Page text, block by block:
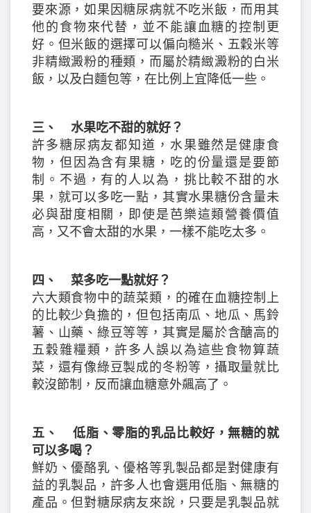
要來源，如果因糖尿病就不吃米飯，而用其
他的食物來代替，並不能讓血糖的控制更
好。但米飯的選擇可以偏向糙米、五穀米等
非精緻澱粉的種類，而屬於精緻澱粉的白米
飯，以及白麵包等，在比例上宜降低一些。
三、 水果吃不甜的就好？
許多糖尿病友都知道，水果雖然是健康食
物，但因為含有果糖，吃的份量還是要節
制。不過，有的人以為，挑比較不甜的水
果，就可以多吃一點，其實水果糖份含量未
必與甜度相關，即使是芭樂這類營養價值
高，又不會太甜的水果，一樣不能吃太多。
四、 菜多吃一點就好？
六大類食物中的蔬菜類，的確在血糖控制上
的比較少負擔的，但包括南瓜、地瓜、馬鈴
薯、山藥、綠豆等等，其實是屬於含醣高的
五穀雜糧類，許多人誤以為這些食物算蔬
菜，還有像綠豆製成的冬粉等，攝取量就比
較沒節制，反而讓血糖意外飆高了。
五、 低脂、零脂的乳品比較好，無糖的就
可以多喝？
鮮奶、優酪乳、優格等乳製品都是對健康有
益的乳製品，許多人也會選用低脂、無糖的
產品。但對糖尿病友來說，只要是乳製品就